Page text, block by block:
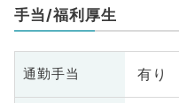
手当/福利厚生
通勤手当 有り